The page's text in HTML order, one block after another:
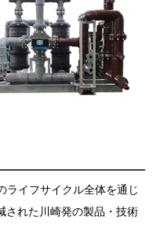
ライフサイクル全体を通じ
された川崎発の製品・技術